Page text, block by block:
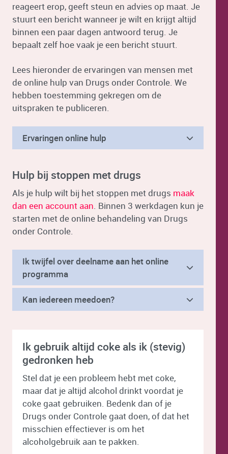
reageert erop, geeft steun en advies op maat. Je
stuurt een bericht wanneer je wilt en krijgt altijd
binnen een paar dagen antwoord terug. Je
bepaalt zelf hoe vaak je een bericht stuurt.
Lees hieronder de ervaringen van mensen met
de online hulp van Drugs onder Controle. We
hebben toestemming gekregen om de
uitspraken te publiceren.
Ervaringen online hulp
Hulp bij stoppen met drugs
Als je hulp wilt bij het stoppen met drugs maak
dan een account aan. Binnen 3 werkdagen kun je
starten met de online behandeling van Drugs
onder Controle.
Ik twijfel over deelname aan het online
programma
Kan iedereen meedoen?
Ik gebruik altijd coke als ik (stevig)
gedronken heb
Stel dat je een probleem hebt met coke,
maar dat je altijd alcohol drinkt voordat je
coke gaat gebruiken. Bedenk dan of je
Drugs onder Controle gaat doen, of dat het
misschien effectiever is om het
alcoholgebruik aan te pakken.